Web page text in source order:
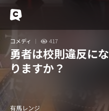
コメディ 417
勇者は校則違反にな
りますか？
有馬レンジ